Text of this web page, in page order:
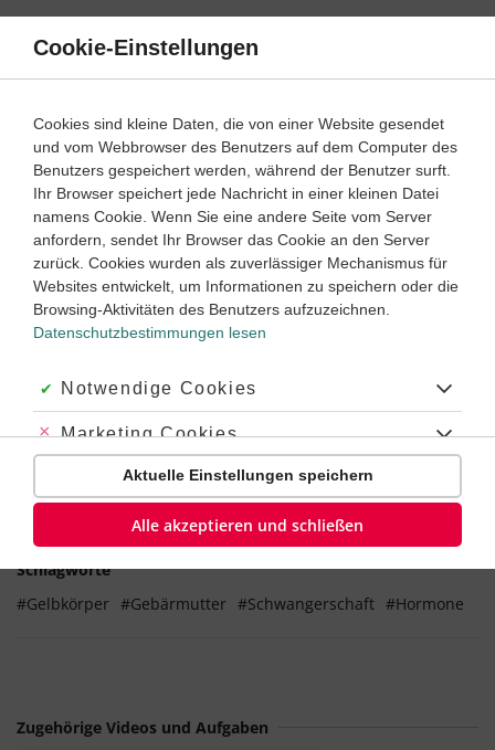
Direkt
Inhalt
Biologie 5. Klasse ‐ Abitur
Progesteron
Progesteron: Ein Gelbkörperhormon, das v. a. im
Gelbkörper, aber auch in derPlacenta und in geringen
Mengen in denNebennierengebildet wird. Progesteron ist
an der Regulation aller Funktionen der weiblichen
Estrogenen. Dazu gehören dieBefruchtung
, der
Eitransport, die Vorbereitung derGebärmutterschleimhaut
zur Einnistung des Eies, die schwangerschaftserhaltende
Wirkung und der zyklische Aufund Abbau der
Gebärmutterschleimhaut während desMenstruationszyklus
Schlagworte
#Gelbkörper #Gebärmutter #Schwangerschaft #Hormone
Zugehörige Videos und Aufgaben
Cookie-Einstellungen
Cookies sind kleine Daten, die von einer Website gesendet
und vom Webbrowser des Benutzers auf dem Computer des
Benutzers gespeichert werden, während der Benutzer surft.
Ihr Browser speichert jede Nachricht in einer kleinen Datei
namens Cookie. Wenn Sie eine andere Seite vom Server
anfordern, sendet Ihr Browser das Cookie an den Server
zurück. Cookies wurden als zuverlässiger Mechanismus für
Websites entwickelt, um Informationen zu speichern oder die
Browsing-Aktivitäten des Benutzers aufzuzeichnen.
Datenschutzbestimmungen lesen
Akzeptiert:
Notwendige Cookies
Abgelehnt:
Marketing Cookies
Abgelehnt:
Personalisierungs-Cookies
Aktuelle Einstellungen speichern
Alle akzeptieren und schließen